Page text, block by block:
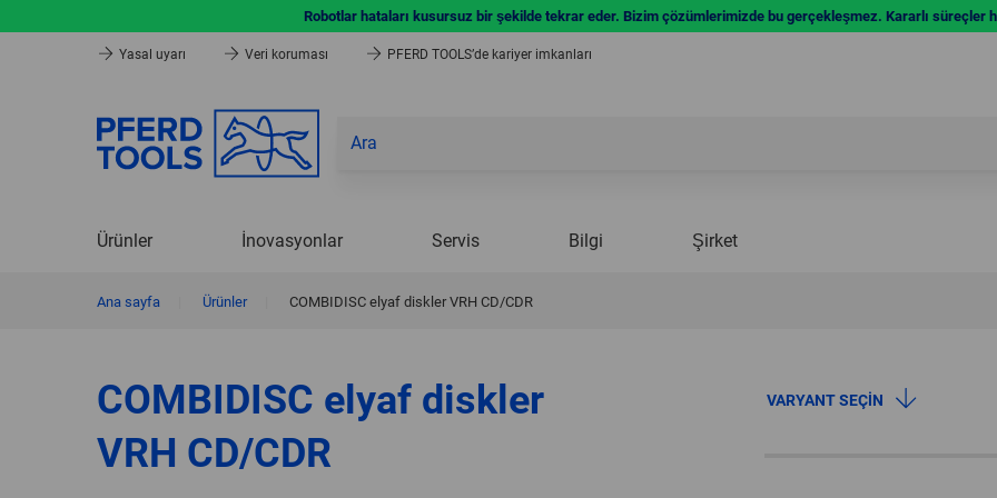
Robotlar hataları kusursuz bir şekilde tekrar eder. Bizim çözümlerimizde bu gerçekleşmez. Kararlı süreçler
Yasal uyarı Veri koruması PFERD TOOLS’de kariyer imkanları
Ürünler İnovasyonlar Servis Bilgi Şirket
Ana sayfa Ürünler COMBIDISC elyaf diskler VRH CD/CDR
COMBIDISC elyaf diskler
VRH CD/CDR
VARYANT SEÇIN